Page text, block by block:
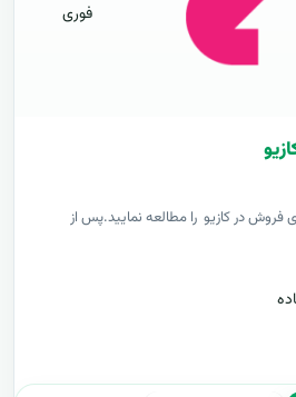
فوری
فروش در کازیو را مطالعه نمایید.پس از